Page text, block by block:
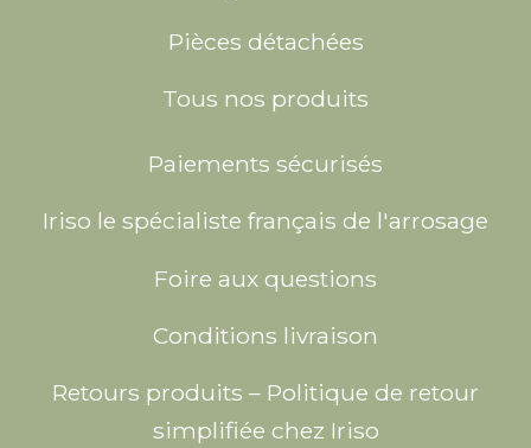
Pièces détachées
Tous nos produits
Paiements sécurisés
Iriso le spécialiste français de l'arrosage
Foire aux questions
Conditions livraison
Retours produits – Politique de retour
simplifiée chez Iriso